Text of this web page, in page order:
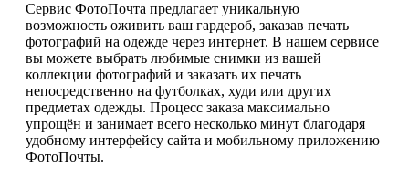
Сервис ФотоПочта предлагает уникальную
возможность оживить ваш гардероб, заказав печать
фотографий на одежде через интернет. В нашем сервисе
вы можете выбрать любимые снимки из вашей
коллекции фотографий и заказать их печать
непосредственно на футболках, худи или других
предметах одежды. Процесс заказа максимально
упрощён и занимает всего несколько минут благодаря
удобному интерфейсу сайта и мобильному приложению
ФотоПочты.